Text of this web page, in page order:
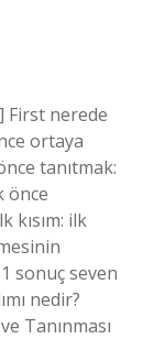
First nerede
ortaya
tanıtmak:
önce
kısım: ilk
sonuç seven
nedir?
Tanınması